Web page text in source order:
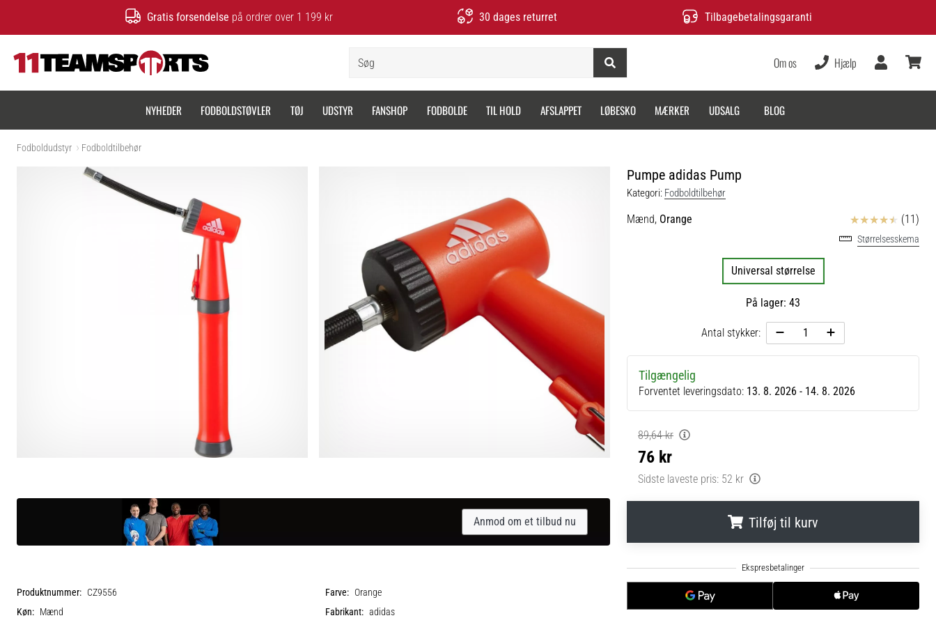
Gratis forsendelse på ordrer over 1 199 kr 30 dages returret Tilbagebetalingsgaranti
Om os Hjælp
Bruger
NYHEDER FODBOLDSTØVLER TØJ UDSTYR FANSHOP FODBOLDE TIL HOLD AFSLAPPET LØBESKO MÆRKER UDSALG BLOG
Fodboldudstyr Fodboldtilbehør
Pumpe adidas Pump
Kategori: Fodboldtilbehør
Mænd, Orange Anmeldelser (11)
Størrelsesskema
Universal størrelse
På lager: 43
Antal stykker:
Tilgængelig
Forventet leveringsdato: 13. 8. 2026 - 14. 8. 2026
89,64 kr
76 kr
Sidste laveste pris: 52 kr
Tilføj til kurv
Anmod om et tilbud nu
Produktnummer: CZ9556 Farve: Orange
Køn: Mænd Fabrikant: adidas